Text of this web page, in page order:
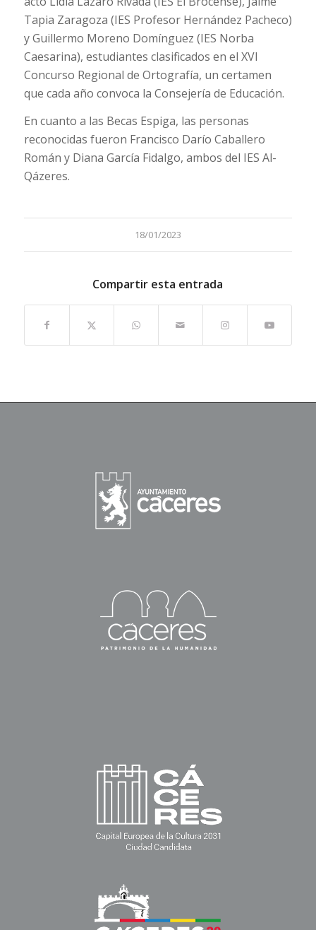
Tapia Zaragoza (IES Profesor Hernández Pacheco)
y Guillermo Moreno Domínguez (IES Norba
Caesarina), estudiantes clasificados en el XVI
Concurso Regional de Ortografía, un certamen
que cada año convoca la Consejería de Educación.
En cuanto a las Becas Espiga, las personas
reconocidas fueron Francisco Darío Caballero
Román y Diana García Fidalgo, ambos del IES Al-
Qázeres.
18/01/2023
Compartir esta entrada